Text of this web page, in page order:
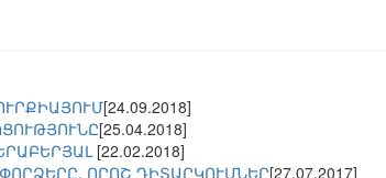
[24.09.2018]
[25.04.2018]
[22.02.2018]
ՈՐՈՇ ԴԻՏԱՐԿՈՒՄՆԵՐ[27.07.2017]